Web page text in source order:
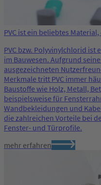
PVC ist ein beliebtes
PVC bzw. Polyvinylchlorid
im Bauwesen. Aufgrund
ausgezeichneten
Merkmale tritt PVC immer
Baustoffe wie Holz, Metall,
beispielsweise für
Wandbekleidungen und
die zahlreichen Vorteile bei
Fenster- und Türprofile.
mehr erfahren